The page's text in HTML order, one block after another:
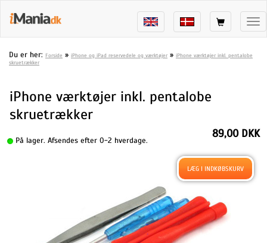
Du er her: Forside » iPhone og iPad reservedele og værktøjer » iPhone værktøjer inkl. pentalobe
skruetrækker
iPhone værktøjer inkl. pentalobe
skruetrækker
På lager. Afsendes efter 0-2 hverdage.
89,00 DKK